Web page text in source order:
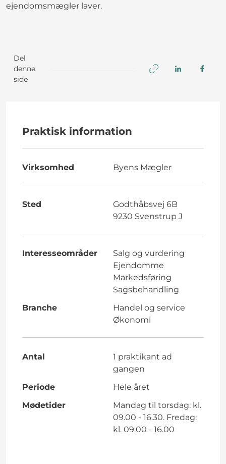
ejendomsmægler laver.
Del
denne
side
Praktisk information
Virksomhed Byens Mægler
Sted
Godthåbsvej 6B
9230 Svenstrup J
Interesseområder
Salg og vurdering
Ejendomme
Markedsføring
Sagsbehandling
Branche
Handel og service
Økonomi
Antal
1 praktikant ad
gangen
Periode
Hele året
Mødetider
Mandag til torsdag: kl.
09.00 - 16.30. Fredag:
kl. 09.00 - 16.00